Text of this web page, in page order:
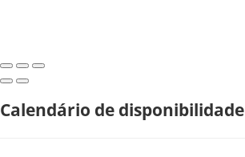
Calendário de disponibilidade